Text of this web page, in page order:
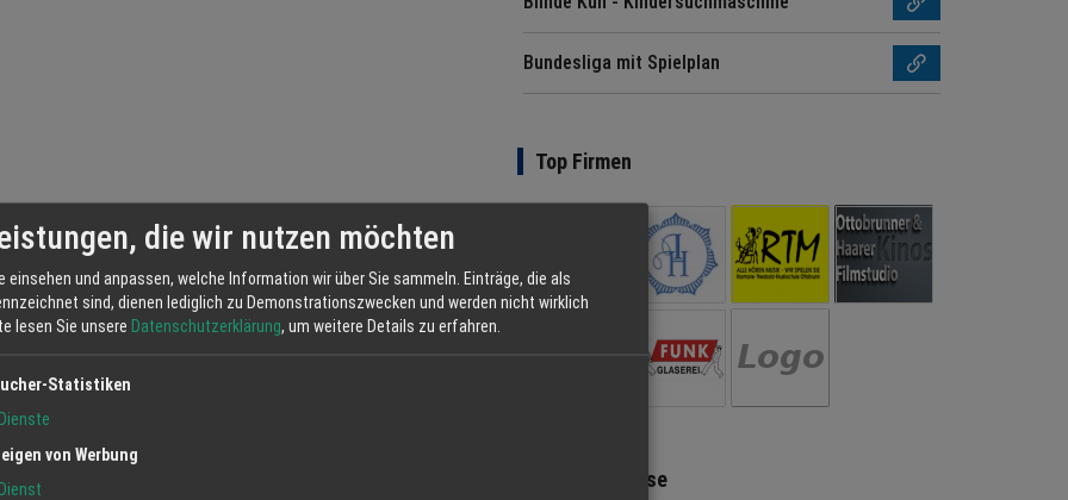
Bundesliga mit Spielplan
Top Firmen
Regio Hinweise
die wir nutzen möchten
einsehen und anpassen, welche Information wir über Sie sammeln. Einträge, die als
sind, dienen lediglich zu Demonstrationszwecken und werden nicht wirklich
lesen Sie unsere Datenschutzerklärung, um weitere Details zu erfahren.
Statistiken
Dienste
von Werbung
Dienst